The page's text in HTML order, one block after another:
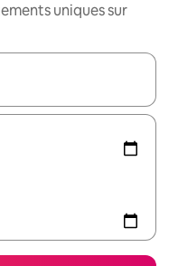
uniques sur
les flèches vers le